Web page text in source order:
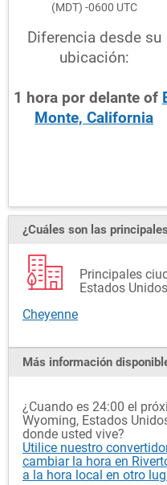
(MDT) -0600 UTC
Diferencia desde su
ubicación:
1 hora por delante of
Monte, California
¿Cuáles son las
Principales
Estados
Cheyenne
Más información
¿Cuando es 24:00 el
Wyoming, Estados
donde usted vive?
Utilice nuestro
cambiar la hora en
a la hora local en otro